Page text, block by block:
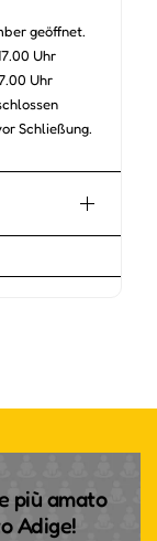
geöffnet.
Uhr
Uhr
Schließung.
più amato
Adige!